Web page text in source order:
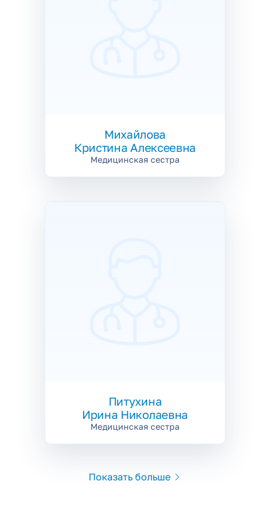
Михайлова
Кристина Алексеевна
Медицинская сестра
Питухина
Ирина Николаевна
Медицинская сестра
Показать больше